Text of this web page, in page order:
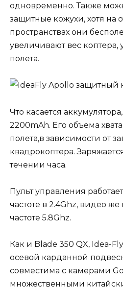
одновременно. Также
защитные кожухи, хотя на
пространствах они
увеличивают вес
полета.
Что касается
2200mAh. Его объема
полета,в зависимости от
квадрокоптера.
течении часа.
Пульт управления
частоте в 2.4Ghz, видео же
частоте 5.8Ghz.
Как и Blade 350 QX, Idea-
осевой карданной
совместима с камерами
множественными